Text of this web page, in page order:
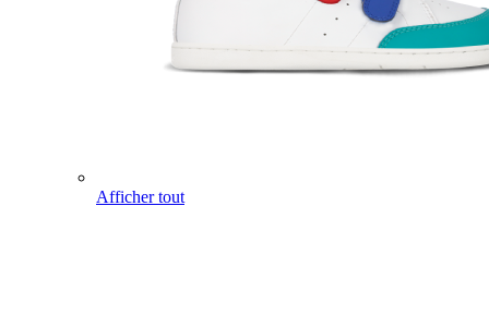
Afficher tout